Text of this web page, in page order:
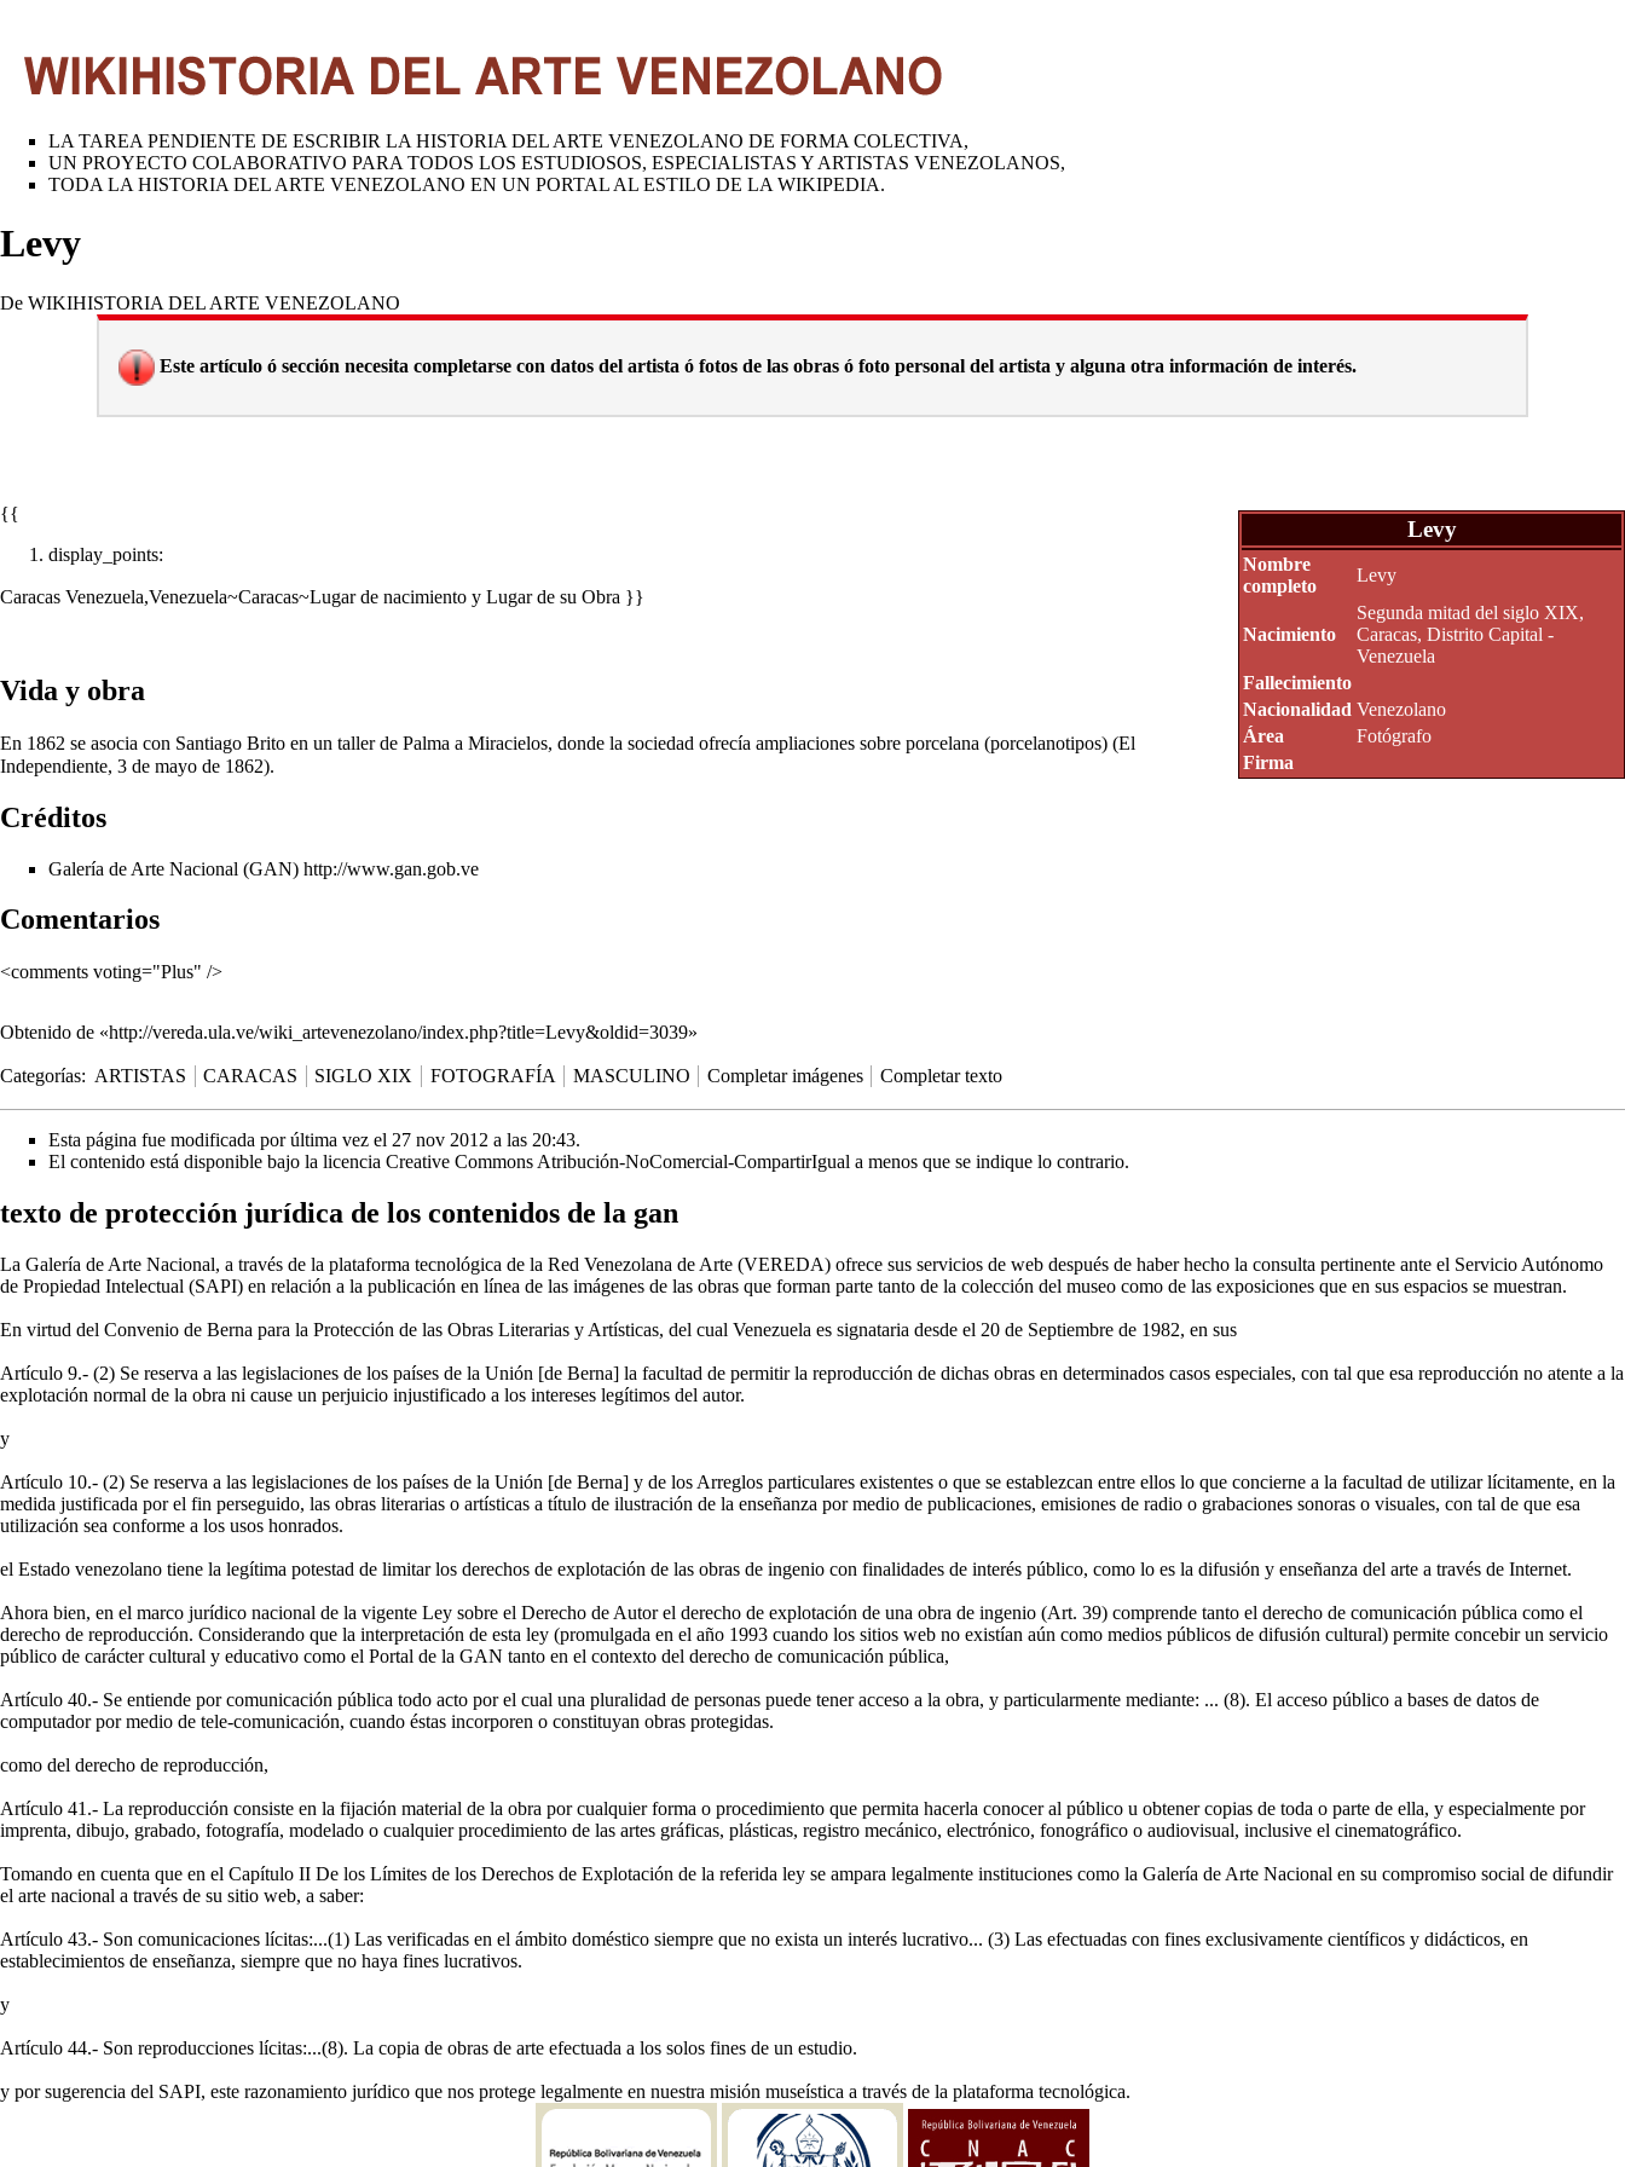
LA TAREA PENDIENTE DE ESCRIBIR LA HISTORIA DEL ARTE VENEZOLANO DE FORMA COLECTIVA,
UN PROYECTO COLABORATIVO PARA TODOS LOS ESTUDIOSOS, ESPECIALISTAS Y ARTISTAS VENEZOLANOS,
TODA LA HISTORIA DEL ARTE VENEZOLANO EN UN PORTAL AL ESTILO DE LA WIKIPEDIA.
Levy
De WIKIHISTORIA DEL ARTE VENEZOLANO
Este artículo ó sección necesita completarse con datos del artista ó fotos de las obras ó foto personal del artista y alguna otra información de interés.
Levy
Nombre
completo
Levy
Nacimiento
Segunda mitad del siglo XIX,
Caracas, Distrito Capital -
Venezuela
Fallecimiento
Nacionalidad Venezolano
Área
Fotógrafo
Firma
{{
display_points:
Caracas Venezuela,Venezuela~Caracas~Lugar de nacimiento y Lugar de su Obra }}
Vida y obra
En 1862 se asocia con Santiago Brito en un taller de Palma a Miracielos, donde la sociedad ofrecía ampliaciones sobre porcelana (porcelanotipos) (El
Independiente, 3 de mayo de 1862).
Créditos
Galería de Arte Nacional (GAN) http://www.gan.gob.ve
Comentarios
<comments voting="Plus" />
Obtenido de «http://vereda.ula.ve/wiki_artevenezolano/index.php?title=Levy&oldid=3039»
Categorías: ARTISTAS CARACAS SIGLO XIX FOTOGRAFÍA MASCULINO Completar imágenes Completar texto
Esta página fue modificada por última vez el 27 nov 2012 a las 20:43.
El contenido está disponible bajo la licencia Creative Commons Atribución-NoComercial-CompartirIgual a menos que se indique lo contrario.
texto de protección jurídica de los contenidos de la gan
La Galería de Arte Nacional, a través de la plataforma tecnológica de la Red Venezolana de Arte (VEREDA) ofrece sus servicios de web después de haber hecho la consulta pertinente ante el Servicio Autónomo
de Propiedad Intelectual (SAPI) en relación a la publicación en línea de las imágenes de las obras que forman parte tanto de la colección del museo como de las exposiciones que en sus espacios se muestran.
En virtud del Convenio de Berna para la Protección de las Obras Literarias y Artísticas, del cual Venezuela es signataria desde el 20 de Septiembre de 1982, en sus
Artículo 9.- (2) Se reserva a las legislaciones de los países de la Unión [de Berna] la facultad de permitir la reproducción de dichas obras en determinados casos especiales, con tal que esa reproducción no atente a la
explotación normal de la obra ni cause un perjuicio injustificado a los intereses legítimos del autor.
y
Artículo 10.- (2) Se reserva a las legislaciones de los países de la Unión [de Berna] y de los Arreglos particulares existentes o que se establezcan entre ellos lo que concierne a la facultad de utilizar lícitamente, en la
medida justificada por el fin perseguido, las obras literarias o artísticas a título de ilustración de la enseñanza por medio de publicaciones, emisiones de radio o grabaciones sonoras o visuales, con tal de que esa
utilización sea conforme a los usos honrados.
el Estado venezolano tiene la legítima potestad de limitar los derechos de explotación de las obras de ingenio con finalidades de interés público, como lo es la difusión y enseñanza del arte a través de Internet.
Ahora bien, en el marco jurídico nacional de la vigente Ley sobre el Derecho de Autor el derecho de explotación de una obra de ingenio (Art. 39) comprende tanto el derecho de comunicación pública como el
derecho de reproducción. Considerando que la interpretación de esta ley (promulgada en el año 1993 cuando los sitios web no existían aún como medios públicos de difusión cultural) permite concebir un servicio
público de carácter cultural y educativo como el Portal de la GAN tanto en el contexto del derecho de comunicación pública,
Artículo 40.- Se entiende por comunicación pública todo acto por el cual una pluralidad de personas puede tener acceso a la obra, y particularmente mediante: ... (8). El acceso público a bases de datos de
computador por medio de tele-comunicación, cuando éstas incorporen o constituyan obras protegidas.
como del derecho de reproducción,
Artículo 41.- La reproducción consiste en la fijación material de la obra por cualquier forma o procedimiento que permita hacerla conocer al público u obtener copias de toda o parte de ella, y especialmente por
imprenta, dibujo, grabado, fotografía, modelado o cualquier procedimiento de las artes gráficas, plásticas, registro mecánico, electrónico, fonográfico o audiovisual, inclusive el cinematográfico.
Tomando en cuenta que en el Capítulo II De los Límites de los Derechos de Explotación de la referida ley se ampara legalmente instituciones como la Galería de Arte Nacional en su compromiso social de difundir
el arte nacional a través de su sitio web, a saber:
Artículo 43.- Son comunicaciones lícitas:...(1) Las verificadas en el ámbito doméstico siempre que no exista un interés lucrativo... (3) Las efectuadas con fines exclusivamente científicos y didácticos, en
establecimientos de enseñanza, siempre que no haya fines lucrativos.
y
Artículo 44.- Son reproducciones lícitas:...(8). La copia de obras de arte efectuada a los solos fines de un estudio.
y por sugerencia del SAPI, este razonamiento jurídico que nos protege legalmente en nuestra misión museística a través de la plataforma tecnológica.